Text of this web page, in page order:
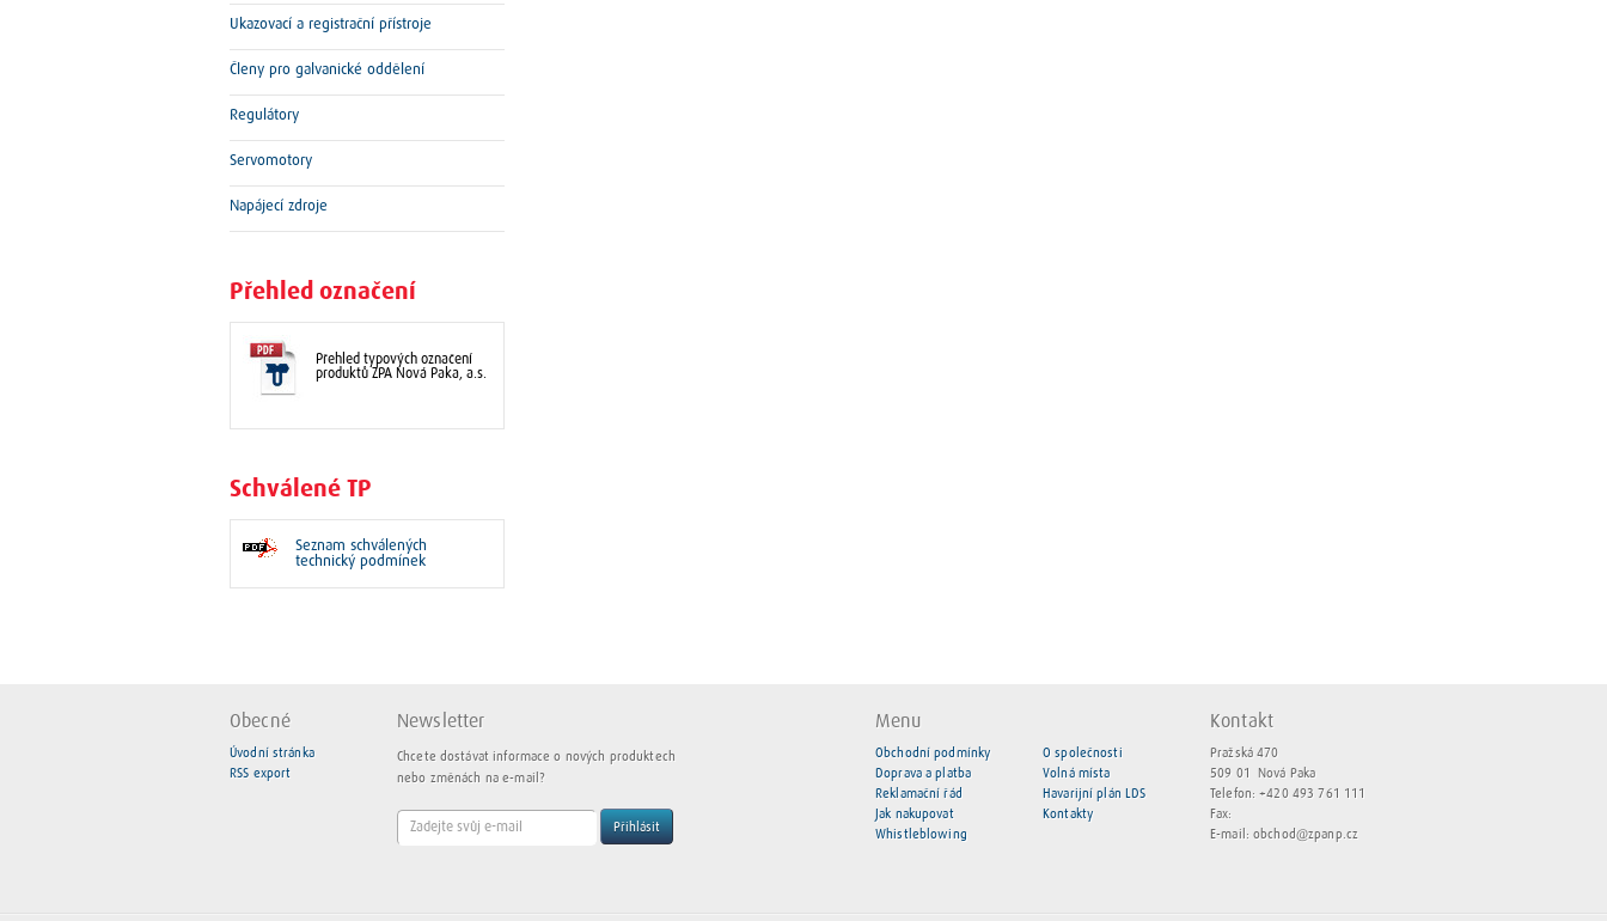
Ukazovací a registrační přístroje
Členy pro galvanické oddělení
Regulátory
Servomotory
Napájecí zdroje
Přehled označení
Přehled typových označení
produktů ZPA Nová Paka, a.s.
Schválené TP
Seznam schválených
technický podmínek
Obecné
Úvodní stránka
RSS export
Newsletter
Chcete dostávat informace o nových produktech
nebo změnách na e-mail?
Přihlásit
Menu
Obchodní podmínky
Doprava a platba
O společnosti
Volná místa
Reklamační řád
Jak nakupovat
Havarijní plán LDS
Kontakty
Whistleblowing
Kontakt
Pražská 470
509 01 Nová Paka
Telefon: +420 493 761 111
Fax:
E-mail: obchod@zpanp.cz